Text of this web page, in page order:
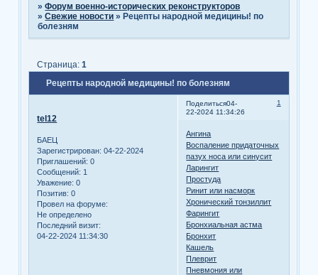
»Форум военно-исторических реконструкторов
»Свежие новости »Рецепты народной медицины! по
болезням
Рецепты народной медицины! по болезням
Страница:1
Поделиться 1
04-
22-2024 11:34:26
tel12
БАЕЦ
Зарегистрирован: 04-22-2024
Приглашений: 0
Сообщений: 1
Уважение: 0
Позитив: 0
Провел на форуме:
Не определено
Последний визит:
04-22-2024 11:34:30
Ангина
Воспаление придаточных
пазух носа или синусит
Ларингит
Простуда
Ринит или насморк
Хронический тонзиллит
Фарингит
Бронхиальная астма
Бронхит
Кашель
Плеврит
Пневмония или